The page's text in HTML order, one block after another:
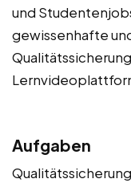
und
gewissenhafte
Aufgaben